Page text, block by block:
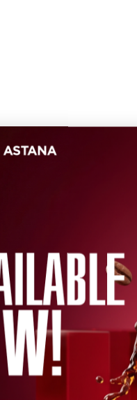
的新起点。
界观。这是生命之树，
，强大的树干对应地上
丹·纳扎尔巴耶夫。拜捷
别科夫(Akmyrza
）竞赛大奖。
现代技术的和谐来实现